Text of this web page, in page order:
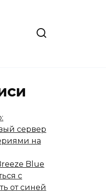
сервер
на
Blue
с
от синей